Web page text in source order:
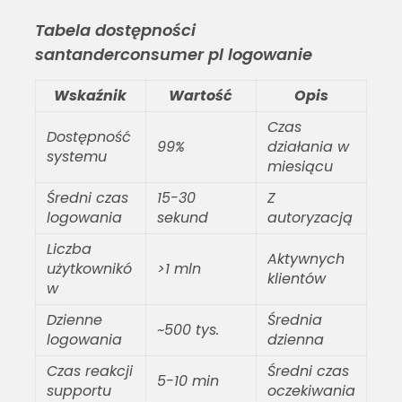
Tabela dostępności
santanderconsumer pl logowanie
Wskaźnik Wartość
Opis
Dostępność
systemu
99%
Czas
działania w
miesiącu
Średni czas
logowania
15-30
sekund
Z
autoryzacją
Liczba
użytkownikó
w
>1 mln
Aktywnych
klientów
Dzienne
logowania
~500 tys.
Średnia
dzienna
Czas reakcji
supportu
5-10 min
Średni czas
oczekiwania